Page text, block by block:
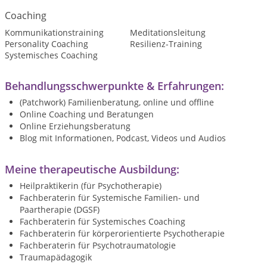
Coaching
Kommunikationstraining
Meditationsleitung
Personality Coaching
Resilienz-Training
Systemisches Coaching
Behandlungsschwerpunkte & Erfahrungen:
(Patchwork) Familienberatung, online und offline
Online Coaching und Beratungen
Online Erziehungsberatung
Blog mit Informationen, Podcast, Videos und Audios
Meine therapeutische Ausbildung:
Heilpraktikerin (für Psychotherapie)
Fachberaterin für Systemische Familien- und
Paartherapie (DGSF)
Fachberaterin für Systemisches Coaching
Fachberaterin für körperorientierte Psychotherapie
Fachberaterin für Psychotraumatologie
Traumapädagogik